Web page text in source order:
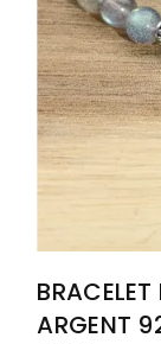
ARGENT